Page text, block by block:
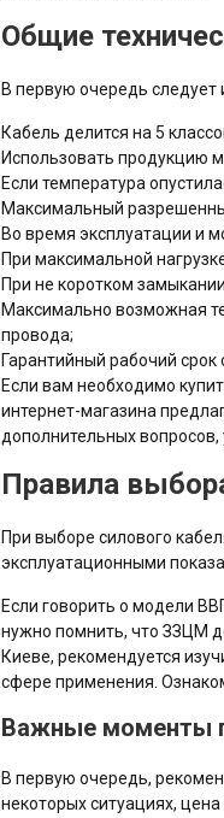
Общие
В первую очередь следует
Кабель делится на 5
Использовать продукцию
Если температура
Максимальный
Во время эксплуатации и
При максимальной
При не коротком
Максимально возможная
провода;
Гарантийный рабочий
Если вам необходимо
интернет-магазина
дополнительных
Правила
При выборе силового
эксплуатационными
Если говорить о модели
нужно помнить, что ЗЗЦМ
Киеве, рекомендуется
сфере применения.
Важные моменты
В первую очередь,
некоторых ситуациях,